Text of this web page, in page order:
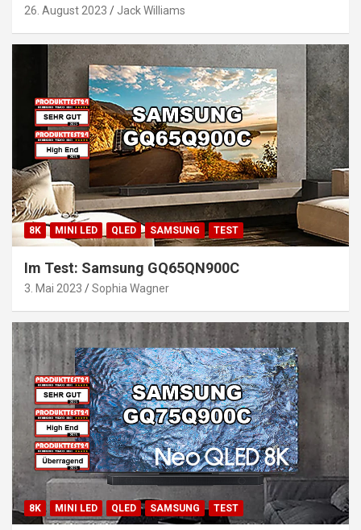
26. August 2023 Jack Williams
8K MINI LED QLED SAMSUNG TEST
Im Test: Samsung GQ65QN900C
3. Mai 2023 Sophia Wagner
8K MINI LED QLED SAMSUNG TEST